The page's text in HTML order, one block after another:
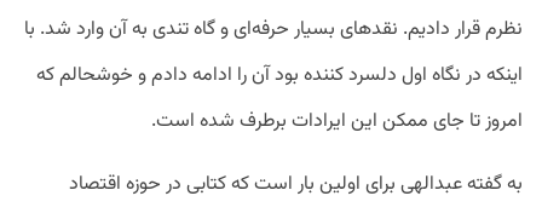
نظرم قرار دادیم. نقدهای بسیار حرفه‌ای و گاه تندی به آن وارد شد. با
اینکه در نگاه اول دلسرد کننده بود آن را ادامه دادم و خوشحالم که
امروز تا جای ممکن این ایرادات برطرف شده است.
به گفته عبدالهی برای اولین بار است که کتابی در حوزه اقتصاد